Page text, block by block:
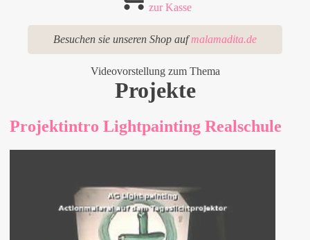
zur Kasse
Besuchen sie unseren Shop aufmalamadita.de
Videovorstellung zum Thema
Projekte
Projektintro Lightpainting Realschule